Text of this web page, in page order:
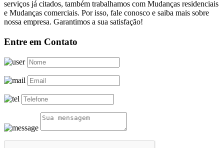
serviços já citados, também trabalhamos com Mudanças residenciais
e Mudanças comerciais. Por isso, fale conosco e saiba mais sobre
nossa empresa. Garantimos a sua satisfação!
Entre em Contato